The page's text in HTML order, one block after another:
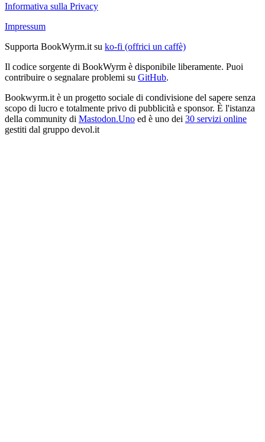
Informativa sulla Privacy
Impressum
Supporta BookWyrm.it su ko-fi (offrici un caffè)
Il codice sorgente di BookWyrm è disponibile liberamente. Puoi
contribuire o segnalare problemi su GitHub.
Bookwyrm.it è un progetto sociale di condivisione del sapere senza
scopo di lucro e totalmente privo di pubblicità e sponsor. È l'istanza
della community di Mastodon.Uno ed è uno dei 30 servizi online
gestiti dal gruppo devol.it